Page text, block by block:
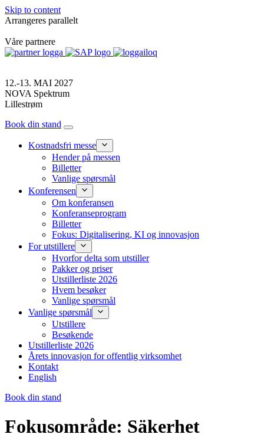
Skip to content
Arrangeres parallelt
Våre partnere
12.-13. MAI 2027
NOVA Spektrum
Lillestrøm
Book din stand
Kostnadsfri messe
Hender på messen
Billetter
Vanlige spørsmål
Konferensen
Om konferansen
Konferanseprogram
Billetter
Fokus: Digitalisering, KI og innovasjon
For utstillere
Hvorfor delta som utstiller
Pakker og priser
Utstillerliste 2026
Hvem besøker
Vanlige spørsmål
Vanlige spørsmål
Utstillere
Besøkende
Utstillerliste 2026
Årets innovasjon for offentlig virksomhet
Kontakt
English
Book din stand
Fokusområde: Säkerhet